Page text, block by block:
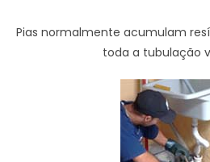
Pias normalmente acumulam
toda a tubulação